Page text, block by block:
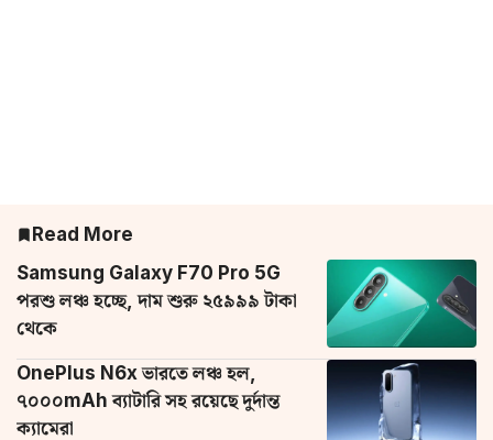
Read More
Samsung Galaxy F70 Pro 5G
পরশু লঞ্চ হচ্ছে, দাম শুরু ২৫৯৯৯ টাকা
থেকে
OnePlus N6x ভারতে লঞ্চ হল,
৭০০০mAh ব্যাটারি সহ রয়েছে দুর্দান্ত
ক্যামেরা